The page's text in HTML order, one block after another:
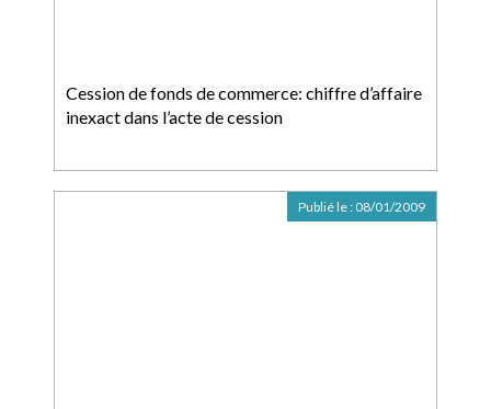
Cession de fonds de commerce: chiffre d’affaire
inexact dans l’acte de cession
Publié le : 08/01/2009